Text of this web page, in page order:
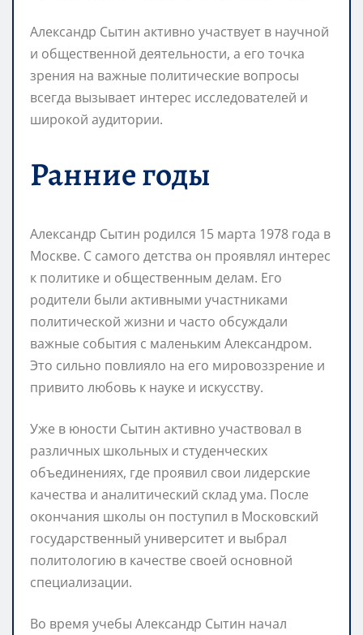
Александр Сытин активно участвует в научной
и общественной деятельности, а его точка
зрения на важные политические вопросы
всегда вызывает интерес исследователей и
широкой аудитории.
Ранние годы
Александр Сытин родился 15 марта 1978 года в
Москве. С самого детства он проявлял интерес
к политике и общественным делам. Его
родители были активными участниками
политической жизни и часто обсуждали
важные события с маленьким Александром.
Это сильно повлияло на его мировоззрение и
привито любовь к науке и искусству.
Уже в юности Сытин активно участвовал в
различных школьных и студенческих
объединениях, где проявил свои лидерские
качества и аналитический склад ума. После
окончания школы он поступил в Московский
государственный университет и выбрал
политологию в качестве своей основной
специализации.
Во время учебы Александр Сытин начал